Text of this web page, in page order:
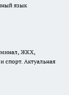
язык
ЖКХ,
спорт. Актуальная